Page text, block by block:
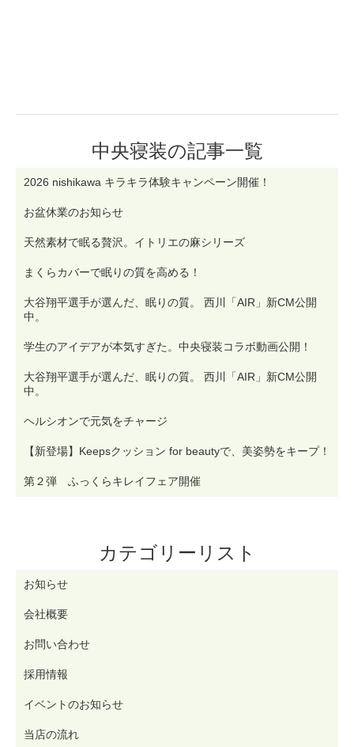
中央寝装の記事一覧
2026 nishikawa キラキラ体験キャンペーン開催！
お盆休業のお知らせ
天然素材で眠る贅沢。イトリエの麻シリーズ
まくらカバーで眠りの質を高める！
大谷翔平選手が選んだ、眠りの質。 西川「AIR」新CM公開
中。
学生のアイデアが本気すぎた。中央寝装コラボ動画公開！
大谷翔平選手が選んだ、眠りの質。 西川「AIR」新CM公開
中。
ヘルシオンで元気をチャージ
【新登場】Keepsクッション for beautyで、美姿勢をキープ！
第２弾 ふっくらキレイフェア開催
カテゴリーリスト
お知らせ
会社概要
お問い合わせ
採用情報
イベントのお知らせ
当店の流れ